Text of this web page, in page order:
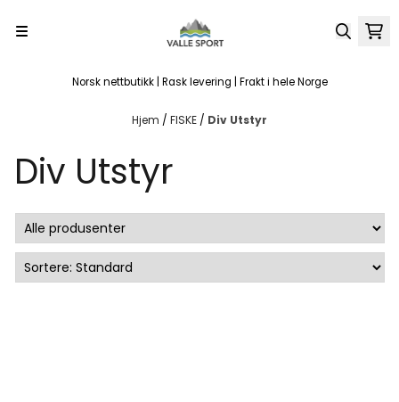
Norsk nettbutikk | Rask levering | Frakt i hele Norge
Hjem / FISKE / Div Utstyr
Div Utstyr